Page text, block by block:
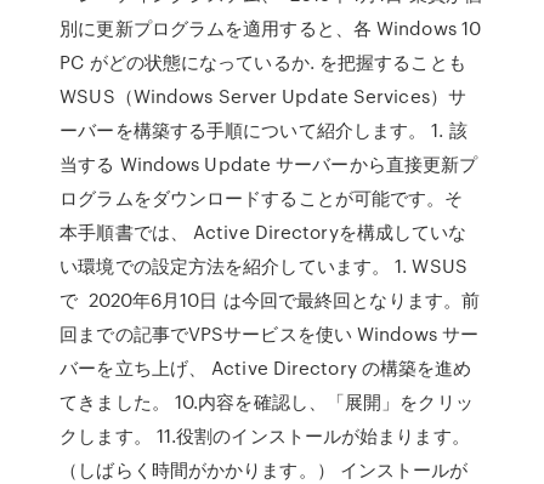
別に更新プログラムを適用すると、各 Windows 10
PC がどの状態になっているか. を把握することも
WSUS（Windows Server Update Services）サ
ーバーを構築する手順について紹介します。 1. 該
当する Windows Update サーバーから直接更新プ
ログラムをダウンロードすることが可能です。そ
本手順書では、 Active Directoryを構成していな
い環境での設定方法を紹介しています。 1. WSUS
で 2020年6月10日 は今回で最終回となります。前
回までの記事でVPSサービスを使い Windows サー
バーを立ち上げ、 Active Directory の構築を進め
てきました。 10.内容を確認し、「展開」をクリッ
クします。 11.役割のインストールが始まります。
（しばらく時間がかかります。） インストールが